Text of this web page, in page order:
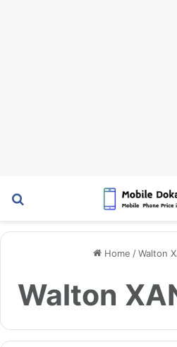
Home / Walton
Walton